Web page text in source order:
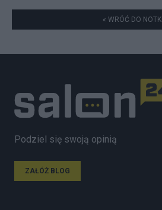
« WRÓĆ DO NOTKI
Podziel się swoją opinią
ZAŁÓŻ BLOG